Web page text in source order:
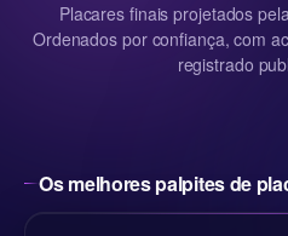
Placares finais projetados
Ordenados por confiança, com
registrado
Os melhores palpites de